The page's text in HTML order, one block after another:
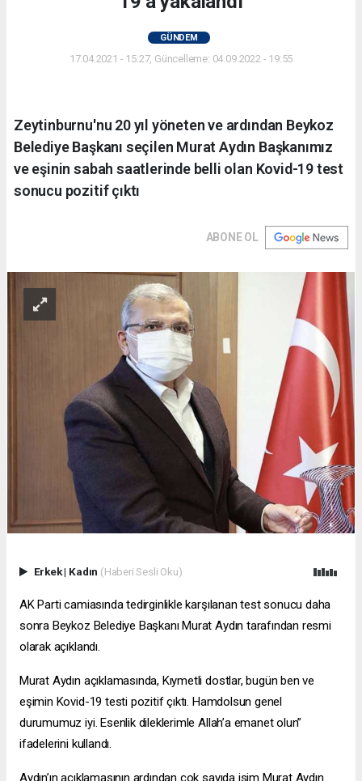
GÜNDEM
17.04.2021 - 15:27, Güncelleme: 04.09.2022 - 19:55
Zeytinburnu'nu 20 yıl yöneten ve ardından Beykoz
Belediye Başkanı seçilen Murat Aydın Başkanımız
ve eşinin sabah saatlerinde belli olan Kovid-19 test
sonucu pozitif çıktı
ABONE OL
Erkek| Kadın (Haberi Sesli Oku)
AK Parti camiasında tedirginlikle karşılanan test sonucu daha
sonra Beykoz Belediye Başkanı Murat Aydın tarafından resmi
olarak açıklandı.
Murat Aydın açıklamasında, Kıymetli dostlar, bugün ben ve
eşimin Kovid-19 testi pozitif çıktı. Hamdolsun genel
durumumuz iyi. Esenlik dileklerimle Allah’a emanet olun”
ifadelerini kullandı.
Aydın’ın açıklamasının ardından çok sayıda isim Murat Aydın